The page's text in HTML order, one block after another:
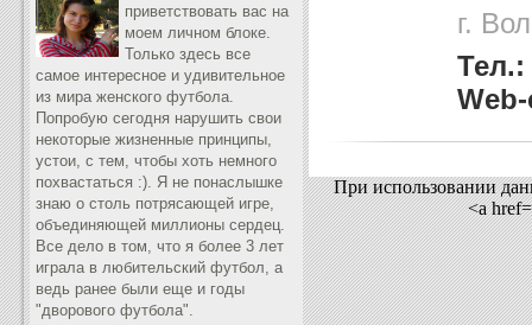
приветствовать вас на
моем личном блоке.
Только здесь все
самое интересное и удивительное
из мира женского футбола.
Попробую сегодня нарушить свои
некоторые жизненные принципы,
устои, с тем, чтобы хоть немного
похвастаться :). Я не понаслышке
знаю о столь потрясающей игре,
объединяющей миллионы сердец.
Все дело в том, что я более 3 лет
играла в любительский футбол, а
ведь ранее были еще и годы
"дворового футбола".
г.
Тел.:
При использовании
<a